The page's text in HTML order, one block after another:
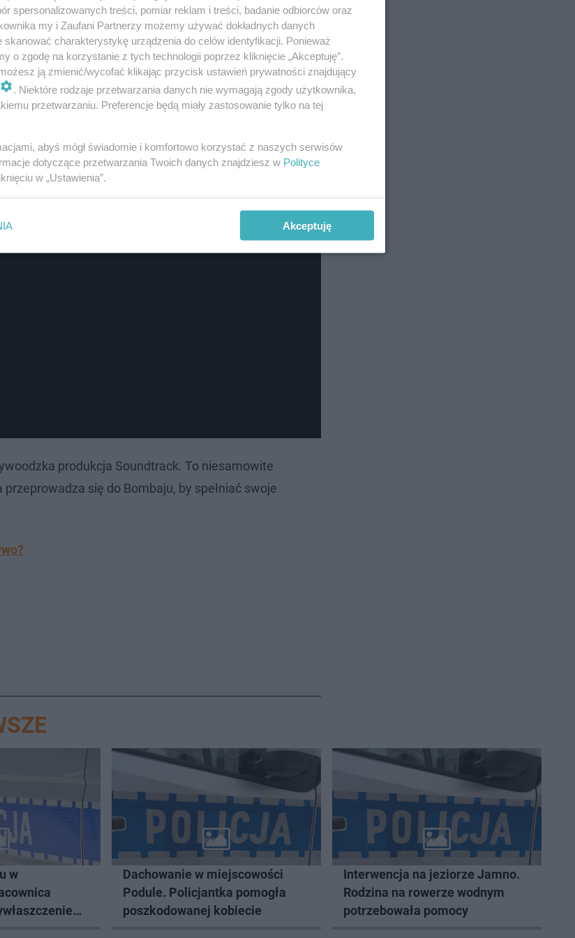
produkcja Soundtrack. To niesamowite
się do Bombaju, by spełniać swoje
w
Dachowanie w miejscowości
Podule. Policjantka pomogła
poszkodowanej kobiecie
Interwencja na jeziorze Jamno.
Rodzina na rowerze wodnym
potrzebowała pomocy
spersonalizowanych treści, pomiar reklam i treści, badanie odbiorców oraz
my i Zaufani Partnerzy możemy używać dokładnych danych
charakterystykę urządzenia do celów identyfikacji. Ponieważ
o zgodę na korzystanie z tych technologii poprzez kliknięcie „Akceptuję”.
ją zmienić/wycofać klikając przycisk ustawień prywatności znajdujący
. Niektóre rodzaje przetwarzania danych nie wymagają zgody użytkownika,
przetwarzaniu. Preferencje będą miały zastosowanie tylko na tej
abyś mógł świadomie i komfortowo korzystać z naszych serwisów
dotyczące przetwarzania Twoich danych znajdziesz w Polityce
w „Ustawienia”.
Akceptuję